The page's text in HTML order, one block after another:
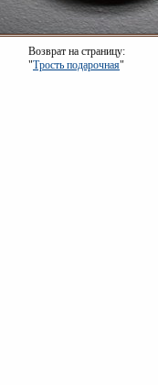
Возврат на страницу:
"Трость подарочная"